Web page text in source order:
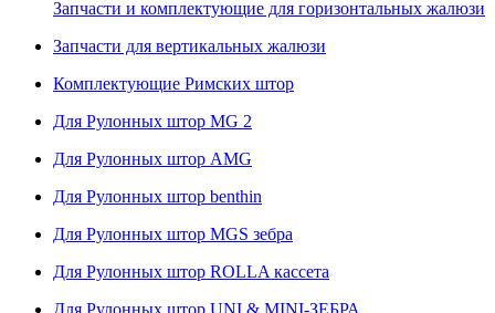
Запчасти и комплектующие для горизонтальных жалюзи
Запчасти для вертикальных жалюзи
Комплектующие Римских штор
Для Рулонных штор MG 2
Для Рулонных штор AMG
Для Рулонных штор benthin
Для Рулонных штор MGS зебра
Для Рулонных штор ROLLA кассета
Для Рулонных штор UNI & MINI-ЗЕБРА